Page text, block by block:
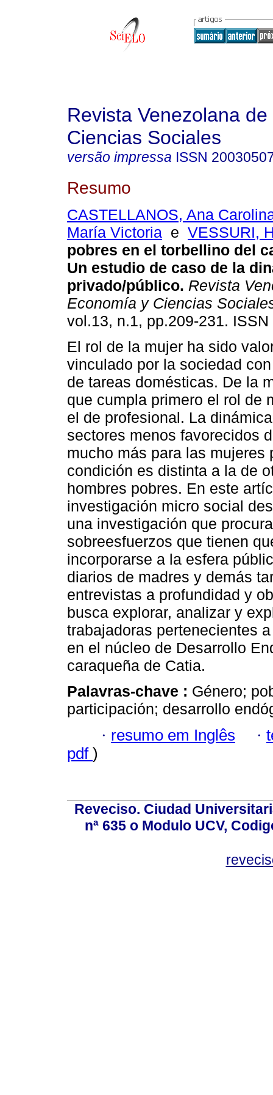
Revista Venezolana
Ciencias Sociales
versão impressa ISSN
Resumo
CASTELLANOS, Ana
María Victoria e VESSURI,
pobres en el torbellino del
Un estudio de caso de la
privado/público. Revista
Economía y Ciencias
vol.13, n.1, pp.209-231.
El rol de la mujer ha sido
vinculado por la sociedad
de tareas domésticas. De la
que cumpla primero el rol de
el de profesional. La
sectores menos favorecidos
mucho más para las
condición es distinta a la de
hombres pobres. En este
investigación micro social
una investigación que
sobreesfuerzos que tienen
incorporarse a la esfera
diarios de madres y demás
entrevistas a profundidad y
busca explorar, analizar y
trabajadoras pertenecientes
en el núcleo de Desarrollo
caraqueña de Catia.
Palavras-chave : Género;
participación; desarrollo
· resumo em Inglês ·
pdf )
Reveciso. Ciudad
nª 635 o Modulo UCV,